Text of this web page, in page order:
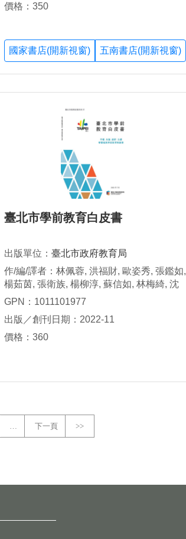
價格：350
國家書店(開新視窗) 五南書店(開新視窗)
臺北市學前教育白皮書
出版單位： 臺北市政府教育局
作/編/譯者：林佩蓉, 洪福財, 歐姿秀, 張鑑如,
楊茹茵, 張衛族, 楊柳淳, 蘇信如, 林梅綺, 沈
碧鳳編輯委員
GPN：1011101977
出版／創刊日期：2022-11
價格：360
… 下一頁 >>